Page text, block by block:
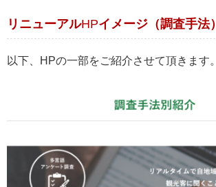
リニューアルHPイメージ（調査手法）
以下、 HPの一部をご紹介させて頂きます。